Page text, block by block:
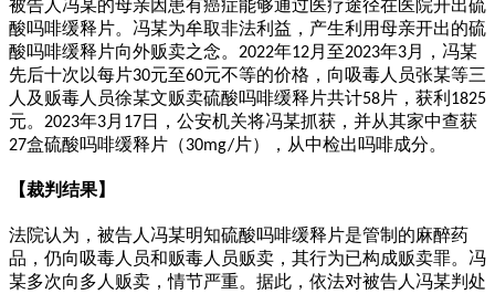
被告人冯某的母亲因患有癌症能够通过医疗途径在医院开出硫
酸吗啡缓释片。冯某为牟取非法利益，产生利用母亲开出的硫
酸吗啡缓释片向外贩卖之念。 2022年12月至2023年3月，冯某
先后十次以每片30元至60元不等的价格，向吸毒人员张某等三
人及贩毒人员徐某文贩卖硫酸吗啡缓释片共计58片，获利 1825
元。 2023年3月 17日，公安机关将冯某抓获，并从其家中查获
27盒硫酸吗啡缓释片（30mg/片），从中检出吗啡成分。
【裁判结果】
法院认为，被告人冯某明知硫酸吗啡缓释片是管制的麻醉药
品，仍向吸毒人员和贩毒人员贩卖，其行为已构成贩卖罪。冯
某多次向多人贩卖，情节严重。据此，依法对被告人冯某判处